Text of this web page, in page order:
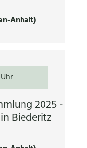
Anhalt)
2025 -
Biederitz